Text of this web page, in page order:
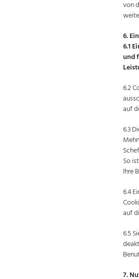
von
6.
6.1
und
6.2
auf
6.3
So
Ihre
6.4
auf
6.5
7.